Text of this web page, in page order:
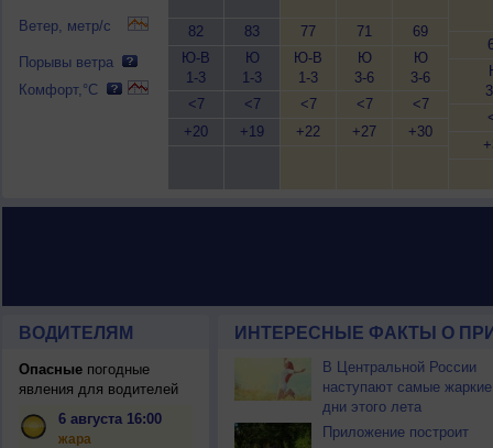
Ветер, метр/с
Порывы ветра
Комфорт,°C
82
Ю-В
1-3
<7
+20
83
Ю
1-3
<7
+19
77
Ю-В
1-3
<7
+22
71
Ю
3-6
<7
+27
69
Ю
3-6
<7
+30
ВОДИТЕЛЯМ
Опасныепогодные
явления для водителей
6 августа 16:00
жара
ИНТЕРЕСНЫЕ ФАКТЫ О
В Центральной России
наступают самые жаркие
дни этого лета
Приложение построит